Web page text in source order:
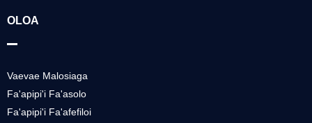
OLOA
Vaevae Malosiaga
Fa'apipi'i Fa'asolo
Fa'apipi'i Fa'afefiloi